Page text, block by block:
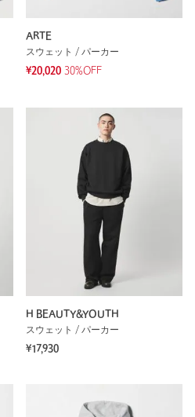
ARTE
スウェット / パーカー
¥20,020 30%OFF
H BEAUTY&YOUTH
スウェット / パーカー
¥17,930